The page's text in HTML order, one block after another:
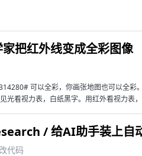
把红外线变成全彩图像
可以全彩，你画张地图也可以全彩
光看视力表，白纸黑字。用红外看视力表
/ 给AI助手装上自
代码